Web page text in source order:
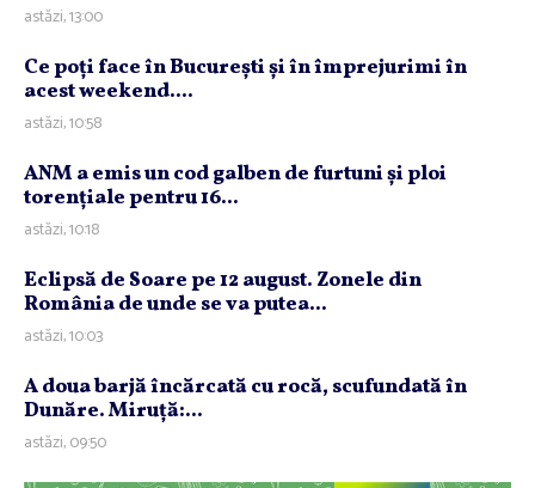
astăzi, 13:00
Ce poţi face în Bucureşti şi în împrejurimi în
acest weekend....
astăzi, 10:58
ANM a emis un cod galben de furtuni şi ploi
torenţiale pentru 16...
astăzi, 10:18
Eclipsă de Soare pe 12 august. Zonele din
România de unde se va putea...
astăzi, 10:03
A doua barjă încărcată cu rocă, scufundată în
Dunăre. Miruţă:...
astăzi, 09:50